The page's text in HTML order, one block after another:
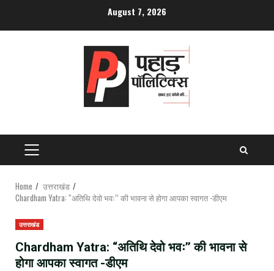
August 7, 2026
PRIMARY
MENU
Home
उत्तराखंड
Chardham Yatra: “अतिथि देवो भवः’’ की भावना से होगा आपका स्वागत -डीएम
उत्तराखंड
Chardham Yatra: “अतिथि देवो भवः’’ की भावना से
होगा आपका स्वागत -डीएम